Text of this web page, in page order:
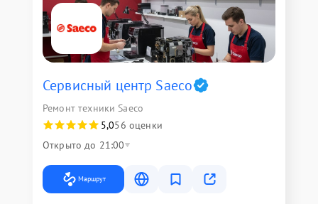
Сервисный центр Saeco
Ремонт техники Saeco
5,056 оценки
Открыто до 21:00
Маршрут